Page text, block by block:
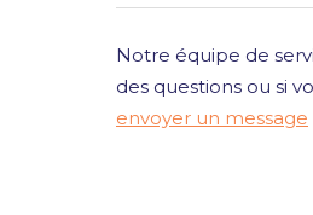
Notre équipe de
des questions ou si
envoyer un message